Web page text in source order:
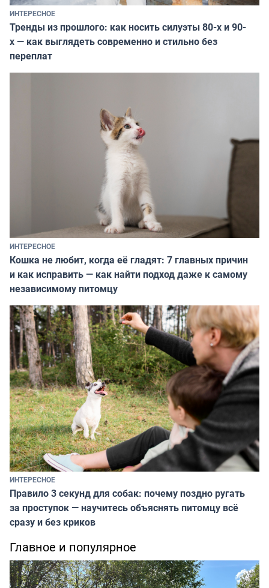
ИНТЕРЕСНОЕ
Тренды из прошлого: как носить силуэты 80-х и 90-
х — как выглядеть современно и стильно без
переплат
ИНТЕРЕСНОЕ
Кошка не любит, когда её гладят: 7 главных причин
и как исправить — как найти подход даже к самому
независимому питомцу
ИНТЕРЕСНОЕ
Правило 3 секунд для собак: почему поздно ругать
за проступок — научитесь объяснять питомцу всё
сразу и без криков
Главное и популярное